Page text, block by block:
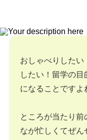
おしゃべりしたい
したい！留学の
になることですよ
ところが当たり
なが忙しくてぜん